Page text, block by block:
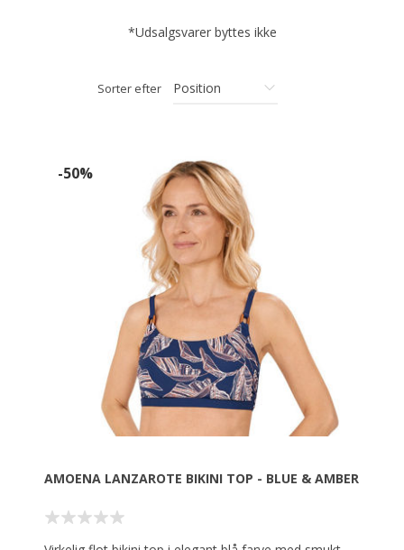
*Udsalgsvarer byttes ikke
Sorter efter
-50%
AMOENA LANZAROTE BIKINI TOP - BLUE & AMBER